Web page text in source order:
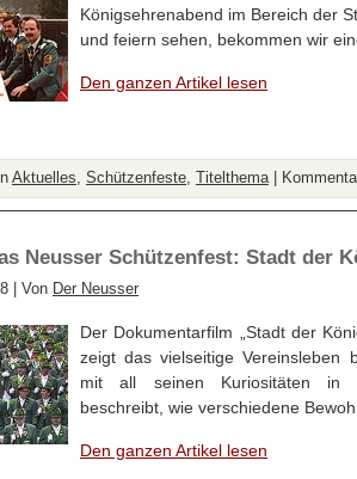
Königsehrenabend im Bereich der
und feiern sehen, bekommen wir
Den ganzen Artikel lesen
Aktuelles, Schützenfeste, Titelthema|
Neusser Schützenfest: Stadt der
| Von Der Neusser
Der Dokumentarfilm „Stadt der
zeigt das vielseitige Vereinsleben
mit all seinen Kuriositäten in
beschreibt, wie verschiedene
Den ganzen Artikel lesen